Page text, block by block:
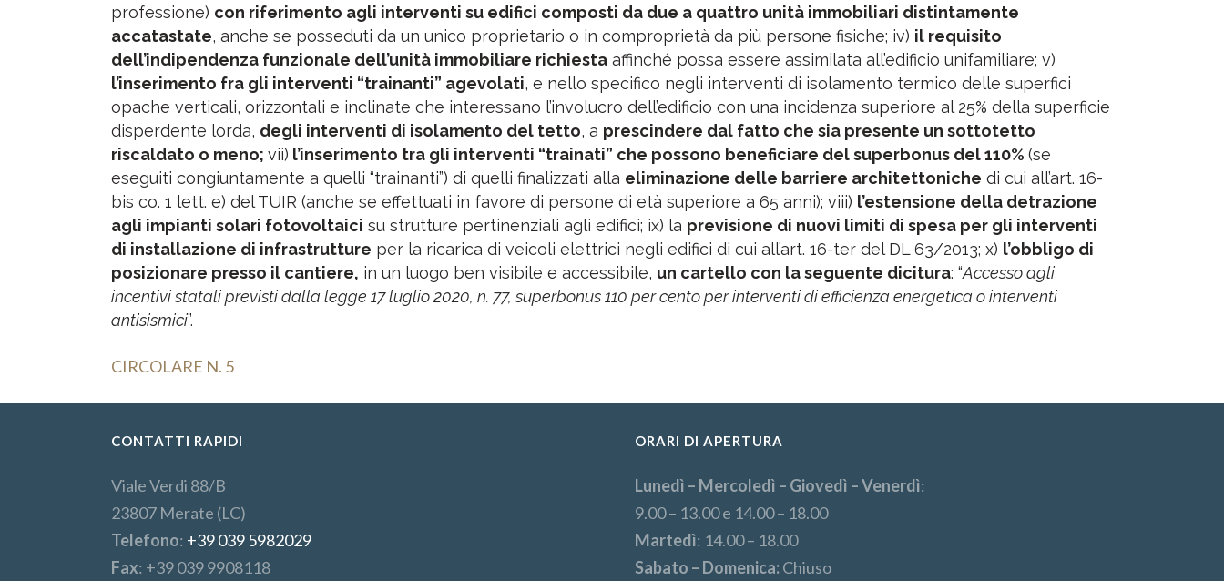
professione) con riferimento agli interventi su edifici composti da due a quattro unità immobiliari distintamente
accatastate, anche se posseduti da un unico proprietario o in comproprietà da più persone fisiche; iv) il requisito
dell’indipendenza funzionale dell’unità immobiliare richiesta affinché possa essere assimilata all’edificio unifamiliare; v)
l’inserimento fra gli interventi “trainanti” agevolati, e nello specifico negli interventi di isolamento termico delle superfici
opache verticali, orizzontali e inclinate che interessano l’involucro dell’edificio con una incidenza superiore al 25% della superficie
disperdente lorda, degli interventi di isolamento del tetto, a prescindere dal fatto che sia presente un sottotetto
riscaldato o meno; vii) l’inserimento tra gli interventi “trainati” che possono beneficiare del superbonus del 110% (se
eseguiti congiuntamente a quelli “trainanti”) di quelli finalizzati alla eliminazione delle barriere architettoniche di cui all’art. 16-
bis co. 1 lett. e) del TUIR (anche se effettuati in favore di persone di età superiore a 65 anni); viii) l’estensione della detrazione
agli impianti solari fotovoltaici su strutture pertinenziali agli edifici; ix) la previsione di nuovi limiti di spesa per gli interventi
di installazione di infrastrutture per la ricarica di veicoli elettrici negli edifici di cui all’art. 16-ter del DL 63/2013; x) l’obbligo di
posizionare presso il cantiere, in un luogo ben visibile e accessibile, un cartello con la seguente dicitura: “Accesso agli
incentivi statali previsti dalla legge 17 luglio 2020, n. 77, superbonus 110 per cento per interventi di efficienza energetica o interventi
antisismici”.
CIRCOLARE N. 5
CONTATTI RAPIDI
Viale Verdi 88/B
23807 Merate (LC)
Telefono: +39 039 5982029
Fax: +39 039 9908118
ORARI DI APERTURA
Lunedì – Mercoledì – Giovedì – Venerdì:
9.00 – 13.00 e 14.00 – 18.00
Martedì: 14.00 – 18.00
Sabato – Domenica:Chiuso